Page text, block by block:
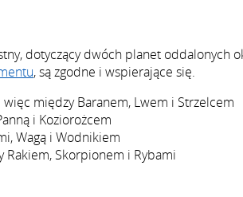
dotyczący dwóch planet oddalonych
, są zgodne i wspierające się.
więc między Baranem, Lwem i Strzelcem
i Koziorożcem
Wagą i Wodnikiem
Rakiem, Skorpionem i Rybami